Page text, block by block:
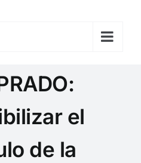
el
de la